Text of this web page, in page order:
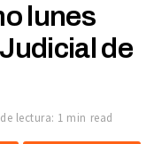
lunes
de
lectura: 1 min read